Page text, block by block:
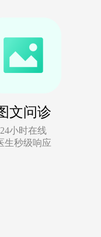
文问诊
24小时在线
生秒级响应